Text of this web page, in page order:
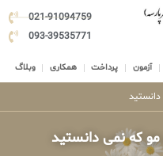
021-91094759
093-39535771
آزمون پرداخت همکاری وبلاگ
که نمی دانستید